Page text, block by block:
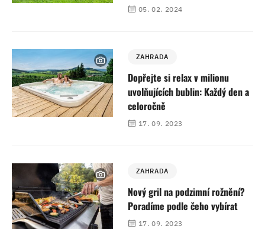
05. 02. 2024
ZAHRADA
Dopřejte si relax v milionu
uvolňujících bublin: Každý den a
celoročně
17. 09. 2023
ZAHRADA
Nový gril na podzimní rožnění?
Poradíme podle čeho vybírat
17. 09. 2023